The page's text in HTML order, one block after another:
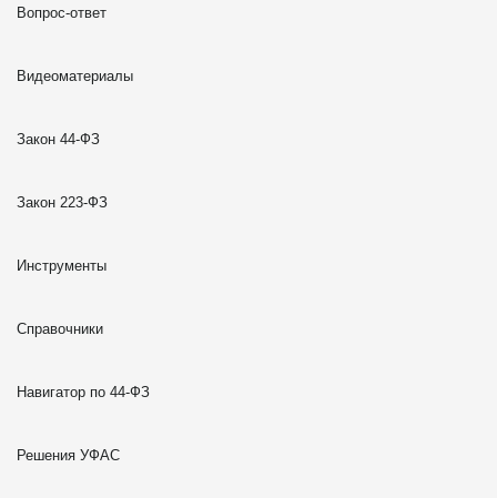
Вопрос-ответ
Видеоматериалы
Закон 44-ФЗ
Закон 223-ФЗ
Инструменты
Справочники
Навигатор по 44-ФЗ
Решения УФАС